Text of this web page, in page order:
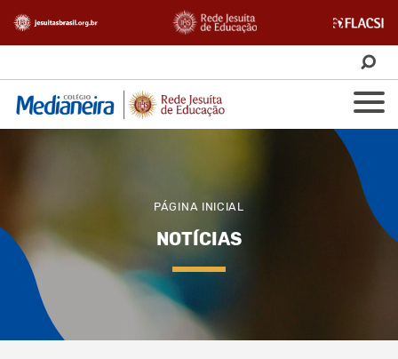
PÁGINA INICIAL
NOTÍCIAS